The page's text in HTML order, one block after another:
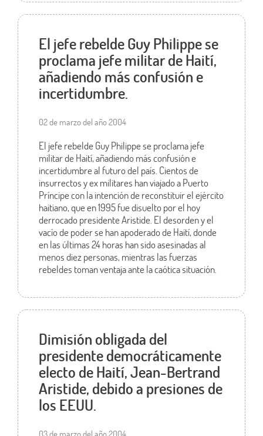
El jefe rebelde Guy Philippe se
proclama jefe militar de Haití,
añadiendo más confusión e
incertidumbre.
02 de marzo del año 2004
El jefe rebelde Guy Philippe se proclama jefe
militar de Haití, añadiendo más confusión e
incertidumbre al futuro del país. Cientos de
insurrectos y ex militares han viajado a Puerto
Príncipe con la intención de reconstituir el ejército
haitiano, que en 1995 fue disuelto por el hoy
derrocado presidente Aristide. El desorden y el
vacío de poder se han apoderado de Haití, donde
en las últimas 24 horas han sido asesinadas al
menos diez personas, mientras las fuerzas
rebeldes toman ventaja ante la caótica situación.
Dimisión obligada del
presidente democráticamente
electo de Haití, Jean-Bertrand
Aristide, debido a presiones de
los EEUU.
03 de marzo del año 2004